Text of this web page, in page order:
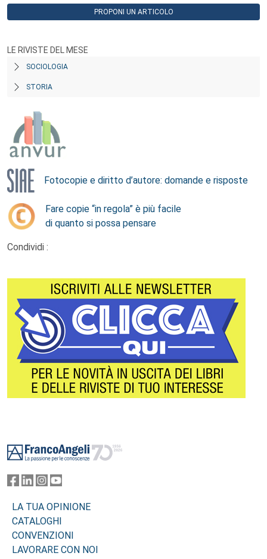
PROPONI UN ARTICOLO
LE RIVISTE DEL MESE
SOCIOLOGIA
STORIA
Fotocopie e diritto d’autore: domande e risposte
Fare copie “in regola” è più facile
di quanto si possa pensare
Condividi :
LA TUA OPINIONE
CATALOGHI
CONVENZIONI
LAVORARE CON NOI